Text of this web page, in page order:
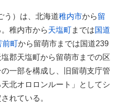
う）は、北海道稚内市から留
稚内市から天塩町までは国道
前町から留萌市までは国道239
郡天塩町から留萌市までの区
一部を構成し、旧留萌支庁管
北オロロンルート」としてシ
れている。